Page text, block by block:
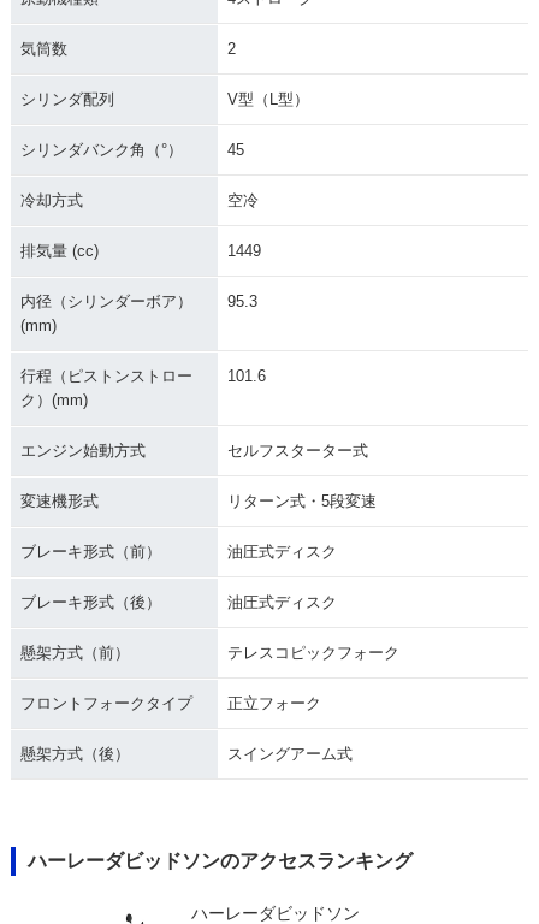
il Standard
il Standard
il Standard
il Standard
il Standard
il Standard
気筒数 2
シリンダ配列 V型（L型）
シリンダバンク角（°） 45
冷却方式 空冷
排気量 (cc) 1449
内径（シリンダーボア）
(mm)
95.3
行程（ピストンストロー
ク）(mm)
101.6
エンジン始動方式 セルフスターター式
変速機形式 リターン式・5段変速
ブレーキ形式（前） 油圧式ディスク
ブレーキ形式（後） 油圧式ディスク
懸架方式（前） テレスコピックフォーク
フロントフォークタイプ 正立フォーク
懸架方式（後） スイングアーム式
ハーレーダビッドソンのアクセスランキング
ハーレーダビッドソン